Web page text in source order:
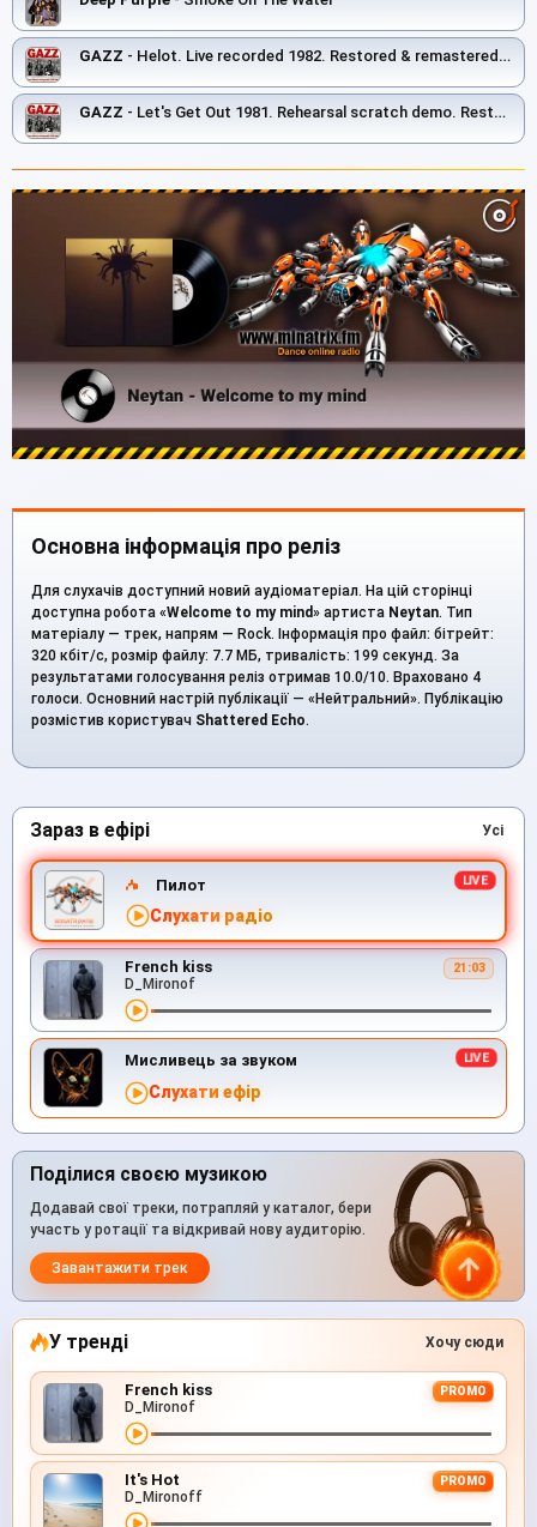
GAZZ - Helot. Live recorded 1982. Restored & remastered 2026
GAZZ - Let's Get Out 1981. Rehearsal scratch demo. Restored and remastered 2026.
Основна інформація про реліз
Для слухачів доступний новий аудіоматеріал. На цій сторінці
доступна робота «Welcome to my mind» артиста Neytan. Тип
матеріалу — трек, напрям — Rock. Інформація про файл: бітрейт:
320 кбіт/с, розмір файлу: 7.7 МБ, тривалість: 199 секунд. За
результатами голосування реліз отримав 10.0/10. Враховано 4
голоси. Основний настрій публікації — «Нейтральний». Публікацію
розмістив користувач Shattered Echo.
Зараз в ефірі Усі
Пилот
Слухати радіо
French kiss 21:03
D_Mironof
Мисливець за звуком
Слухати ефір
Поділися своєю музикою
Додавай свої треки, потрапляй у каталог, бери
участь у ротації та відкривай нову аудиторію.
Завантажити трек
У тренді Хочу сюди
French kiss PROMO
D_Mironof
It's Hot PROMO
D_Mironoff